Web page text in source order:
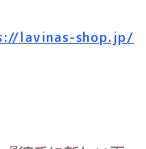
lavinas-shop.jp/